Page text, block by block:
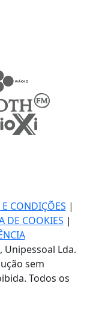
CONDIÇÕES |
DE COOKIES |
Lda.
sem
Todos os